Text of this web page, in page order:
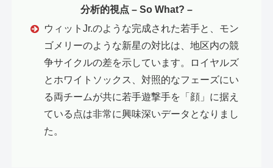
分析的視点 – So What? –
ウィットJr.のような完成された若手と、モン
ゴメリーのような新星の対比は、地区内の競
争サイクルの差を示しています。ロイヤルズ
とホワイトソックス、対照的なフェーズにい
る両チームが共に若手遊撃手を「顔」に据え
ている点は非常に興味深いデータとなりまし
た。